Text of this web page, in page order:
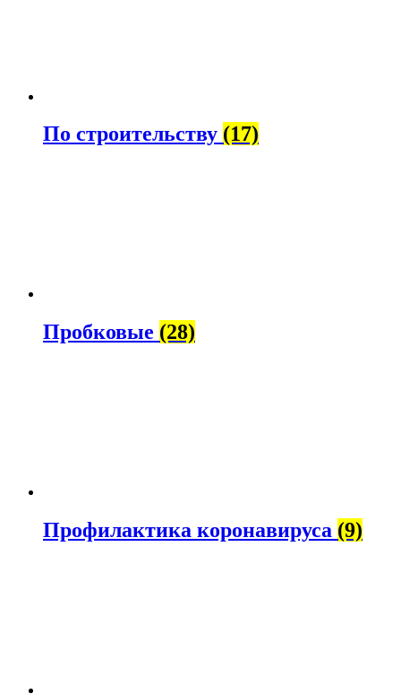
По строительству (17)
Пробковые (28)
Профилактика коронавируса (9)